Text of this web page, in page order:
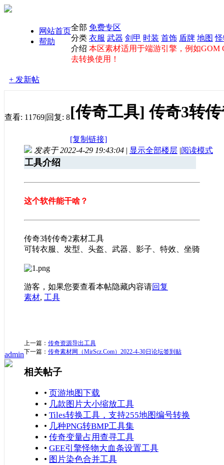
网站首页
帮助
全部 免费专区
分类 衣服 武器 剑甲 时装 首饰 盾牌 地图
介绍 本区素材适用于端游引擎，例如GOM
去转换使用！
+ 发新帖
查看: 11769|回复: 8[传奇工具]传奇3转
[复制链接]
admin
发表于 2022-4-29 19:43:04 | 显示全部楼层 |阅读模式
工具介绍
这个软件能干啥？
传奇3转传奇2素材工具
可转衣服、发型、头盔、武器、影子、特效、坐骑
游客，如果您要查看本帖隐藏内容请回复
素材, 工具
上一篇： 传奇资源导出工具
下一篇： 传奇素材网（MirScz.Com）2022-4-30日论坛签到贴
相关帖子
• 页游地图下载
• 几款图片大小缩放工具
• Tiles转换工具，支持255地图编号转换
• 几种PNG转BMP工具集
• 传奇变量占用查寻工具
• GEE引擎怪物大血条设置工具
• 图片染色合并工具